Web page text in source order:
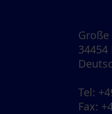
Große
Tel:
Fax: